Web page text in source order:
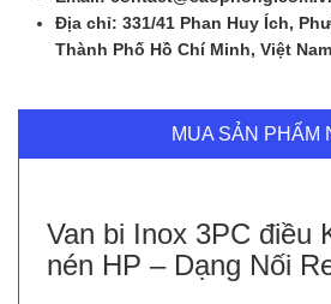
Địa chỉ: 331/41 Phan Huy Ích,
Thành Phố Hồ Chí Minh, Việt Nam
MUA SẢN PHẨM
Van bi Inox 3PC điều
nén HP – Dạng Nối